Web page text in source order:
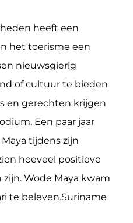
heeft een
het toerisme een
nieuwsgierig
of cultuur te bieden
en gerechten krijgen
Een paar jaar
tijdens zijn
hoeveel positieve
Wode Maya kwam
te beleven.Suriname